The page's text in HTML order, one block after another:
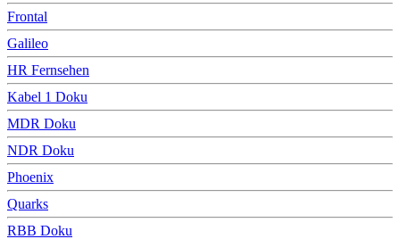
Frontal
Galileo
HR Fernsehen
Kabel 1 Doku
MDR Doku
NDR Doku
Phoenix
Quarks
RBB Doku